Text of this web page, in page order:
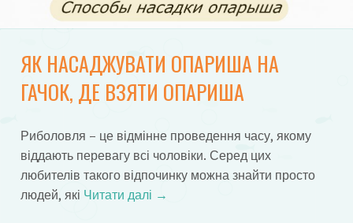
ЯК НАСАДЖУВАТИ ОПАРИША НА
ГАЧОК, ДЕ ВЗЯТИ ОПАРИША
Риболовля – це відмінне проведення часу, якому
віддають перевагу всі чоловіки. Серед цих
любителів такого відпочинку можна знайти просто
людей, які Читати далі →